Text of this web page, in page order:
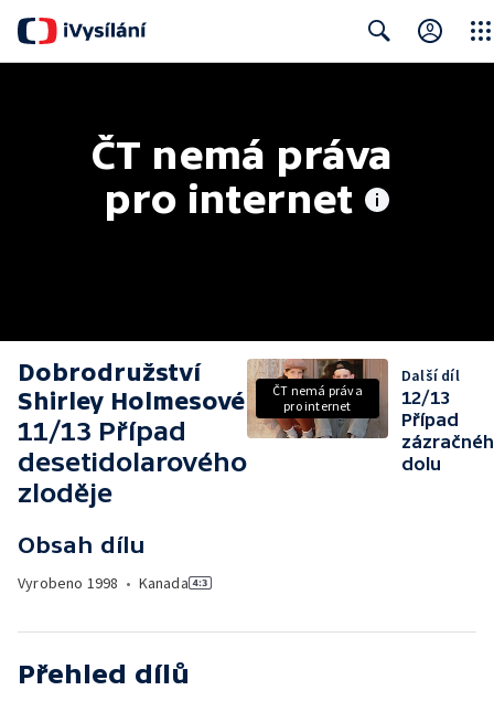
ČT nemá práva
pro internet
Dobrodružství
Shirley Holmesové
11/13 Případ
desetidolarového
zloděje
Obsah dílu
Vyrobeno 1998 • Kanada
ČT nemá práva
pro internet
Další díl
12/13
Případ
dolu
Přehled dílů